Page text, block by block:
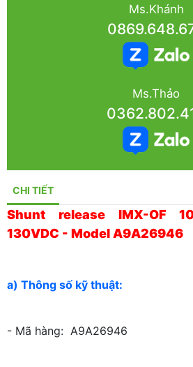
Ms.Khánh
Ms.Thảo
CHI TIẾT
Shunt release IMX-OF
130VDC - Model A9A26946
a) Thông số kỹ thuật:
- Mã hàng: A9A26946